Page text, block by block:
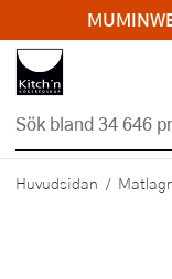
Hopp till
Huvudsidan